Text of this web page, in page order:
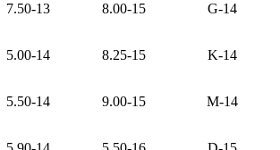
7.50-13 8.00-15 G-14
5.00-14 8.25-15 K-14
5.50-14 9.00-15 M-14